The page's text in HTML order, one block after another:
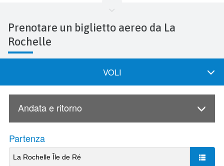
Prenotare un biglietto aereo da La
Rochelle